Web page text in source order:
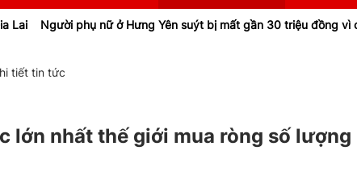
Tin tức
Doanh nghiệp tiêu biểu Ngân hàng
phụ nữ ở Hưng Yên suýt bị mất gần 30 triệu đồng vì cuộc
tiết tin tức
lớn nhất thế giới mua ròng số